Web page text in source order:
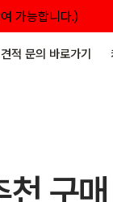
가능합니다.)
견적 문의 바로가기
구매